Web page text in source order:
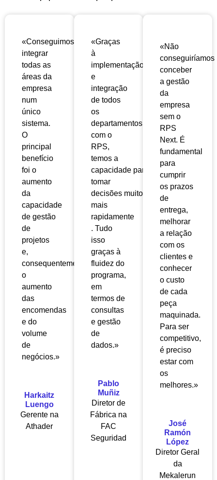
«Conseguimos
integrar
todas as
áreas da
empresa
num
único
sistema.
O
principal
benefício
foi o
aumento
da
capacidade
de gestão
de
projetos
e,
consequentemente,
o
aumento
das
encomendas
e do
volume
de
negócios.»
Harkaitz
Luengo
Gerente na
Athader
«Graças
à
implementação
e
integração
de todos
os
departamentos
com o
RPS,
temos a
capacidade para
tomar
decisões muito
mais
rapidamente
. Tudo
isso
graças à
fluidez do
programa,
em
termos de
consultas
e gestão
de
dados.»
Pablo
Muñiz
Diretor de
Fábrica na
FAC
Seguridad
«Não
conseguiríamos
conceber
a gestão
da
empresa
sem o
RPS
Next. É
fundamental
para
cumprir
os prazos
de
entrega,
melhorar
a relação
com os
clientes e
conhecer
o custo
de cada
peça
maquinada.
Para ser
competitivo,
é preciso
estar com
os
melhores.»
José
Ramón
López
Diretor Geral
da
Mekalerun